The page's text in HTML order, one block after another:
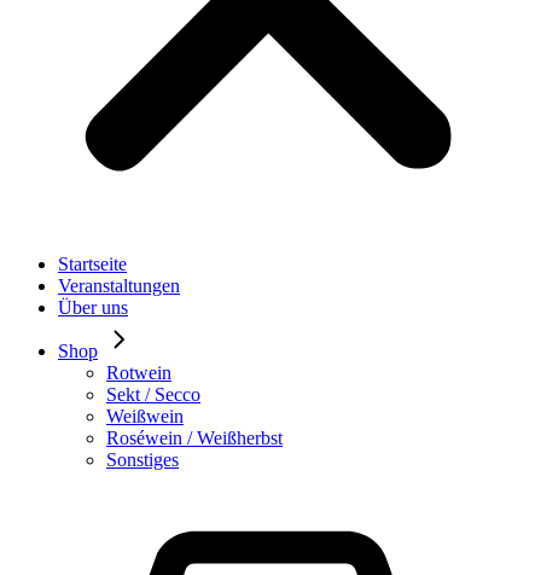
Startseite
Veranstaltungen
Über uns
Shop
Rotwein
Sekt / Secco
Weißwein
Roséwein / Weißherbst
Sonstiges